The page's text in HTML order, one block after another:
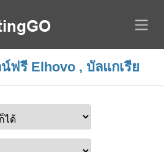
ฟรี Elhovo , บัลแกเรีย